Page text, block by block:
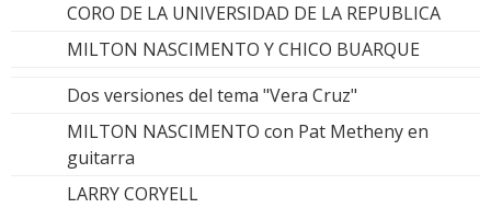
CORO DE LA UNIVERSIDAD DE LA REPUBLICA
MILTON NASCIMENTO Y CHICO BUARQUE
Dos versiones del tema "Vera Cruz"
MILTON NASCIMENTO con Pat Metheny en
guitarra
LARRY CORYELL